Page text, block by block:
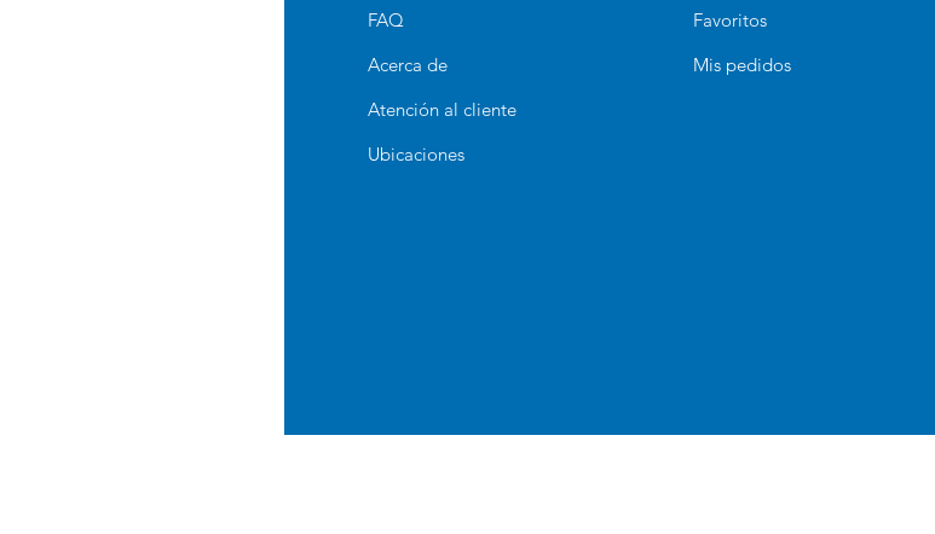
FAQ
Acerca de
Atención al cliente
Ubicaciones
Favoritos
Mis pedidos